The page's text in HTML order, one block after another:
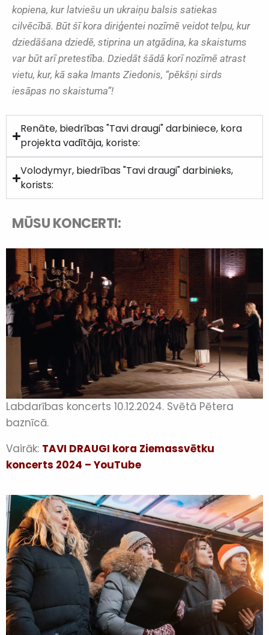
kopiena, kur latviešu un ukraiņu balsis satiekas
cilvēcībā. Būt šī kora diriģentei nozīmē veidot telpu, kur
dziedāšana dziedē, stiprina un atgādina, ka skaistums
var būt arī pretestība. Dziedāt šādā korī nozīmē atrast
vietu, kur, kā saka Imants Ziedonis, “pēkšņi sirds
iesāpas no skaistuma”!
Renāte, biedrības "Tavi draugi" darbiniece, kora
projekta vadītāja, koriste:
Volodymyr, biedrības "Tavi draugi" darbinieks,
korists:
MŪSU KONCERTI:
Labdarības koncerts 10.12.2024. Svētā Pētera
baznīcā.
Vairāk: TAVI DRAUGI kora Ziemassvētku
koncerts 2024 – YouTube